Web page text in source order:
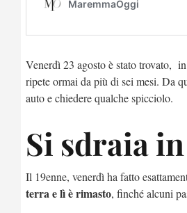
Venerdì 23 agosto è stato trovato, in
ripete ormai da più di sei mesi. Da
auto e chiedere qualche spicciolo.
Si sdraia
Il 19enne, venerdì ha fatto
terra e lì è rimasto, finché alcuni